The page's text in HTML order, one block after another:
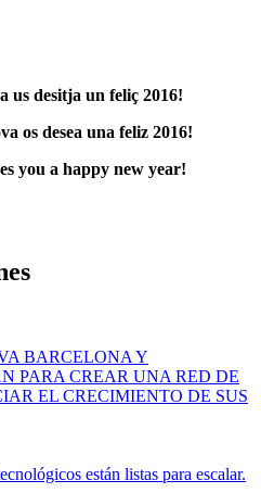
us desitja un feliç 2016!
os desea una feliz 2016!
you a happy new year!
BARCELONA Y
PARA CREAR UNA RED DE
EL CRECIMIENTO DE SUS
están listas para escalar.